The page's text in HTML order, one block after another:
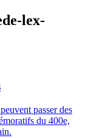
lex-
passer des
du 400e,